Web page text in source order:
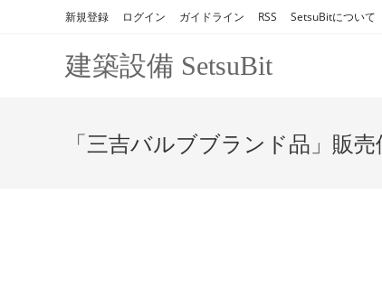
新規登録 ログイン ガイドライン RSS SetsuBitについて
建築設備 SetsuBit
「三吉バルブブランド品」販売